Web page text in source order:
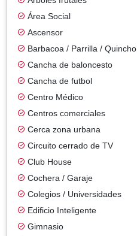
Área Social
Ascensor
Barbacoa / Parrilla / Quincho
Cancha de baloncesto
Cancha de futbol
Centro Médico
Centros comerciales
Cerca zona urbana
Circuito cerrado de TV
Club House
Cochera / Garaje
Colegios / Universidades
Edificio Inteligente
Gimnasio